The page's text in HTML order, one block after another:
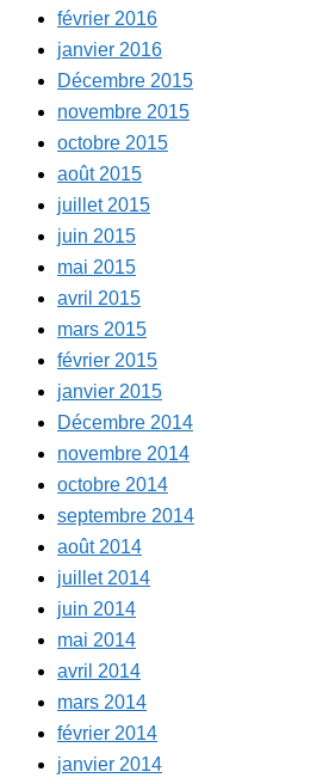
février 2016
janvier 2016
Décembre 2015
novembre 2015
octobre 2015
août 2015
juillet 2015
juin 2015
mai 2015
avril 2015
mars 2015
février 2015
janvier 2015
Décembre 2014
novembre 2014
octobre 2014
septembre 2014
août 2014
juillet 2014
juin 2014
mai 2014
avril 2014
mars 2014
février 2014
janvier 2014